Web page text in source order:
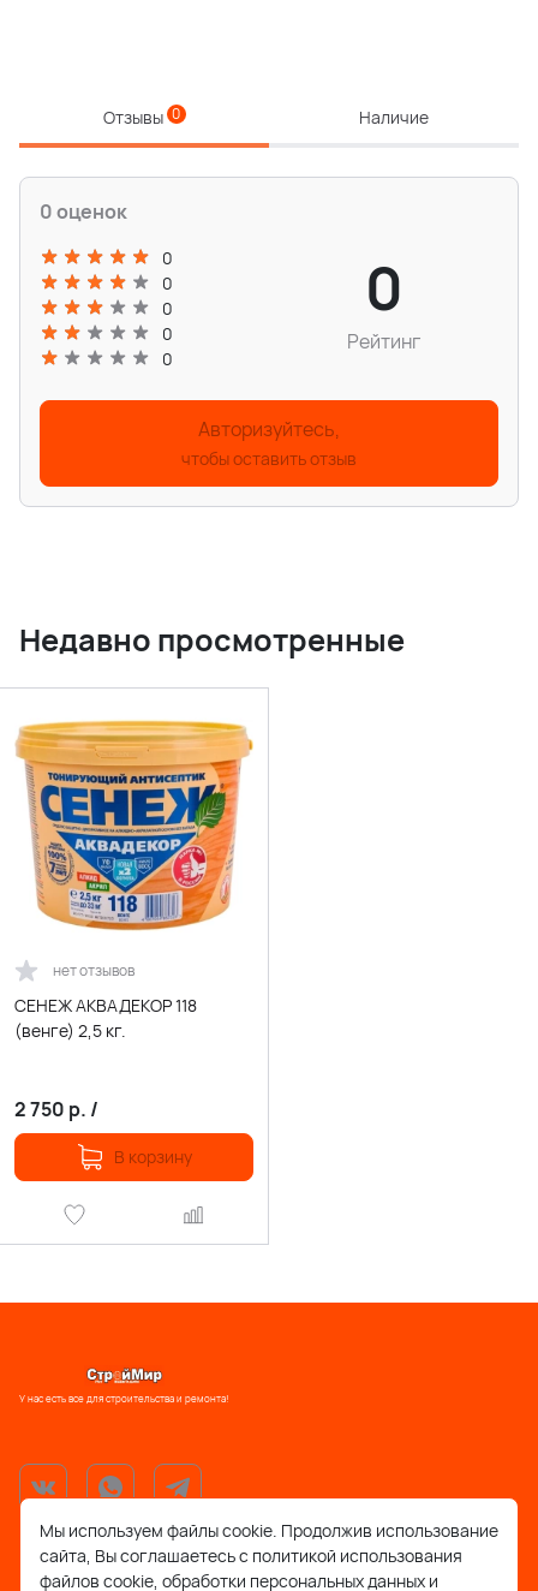
Отзывы 0 Наличие
0 оценок
0
0
0
0
0
0
Рейтинг
Авторизуйтесь,
чтобы оставить отзыв
Недавно просмотренные
нет отзывов
СЕНЕЖ АКВАДЕКОР 118
(венге) 2,5 кг.
2 750 р. /
В корзину
У нас есть все для строительства и ремонта!
support@stroymir48.ru
Мы используем файлы cookie. Продолжив использование
сайта, Вы соглашаетесь с политикой использования
файлов cookie, обработки персональных данных и